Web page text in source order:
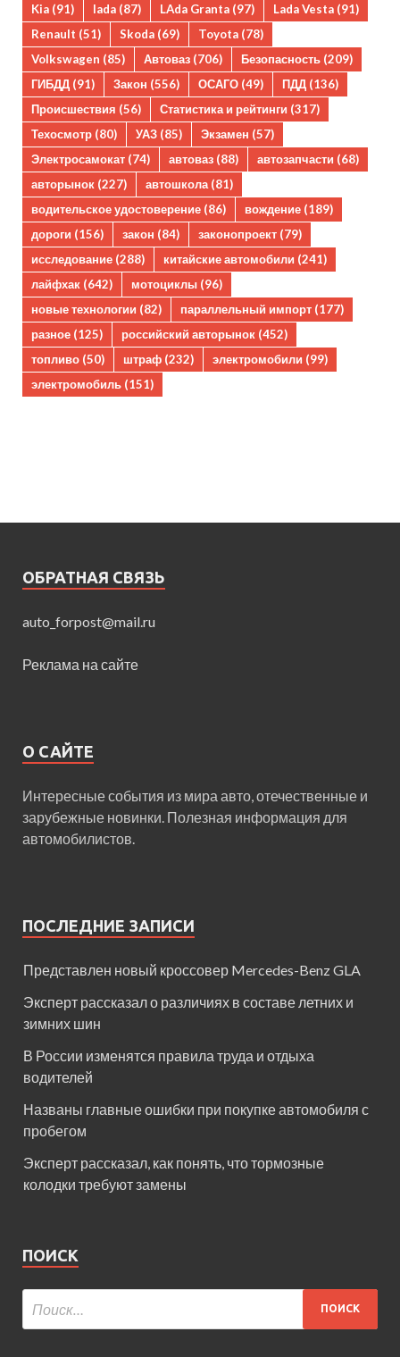
Kia (91) lada (87) LAda Granta (97) Lada Vesta (91)
Renault (51) Skoda (69) Toyota (78)
Volkswagen (85) Автоваз (706) Безопасность (209)
ГИБДД (91) Закон (556) ОСАГО (49) ПДД (136)
Происшествия (56) Статистика и рейтинги (317)
Техосмотр (80) УАЗ (85) Экзамен (57)
Электросамокат (74) автоваз (88) автозапчасти (68)
авторынок (227) автошкола (81)
водительское удостоверение (86) вождение (189)
дороги (156) закон (84) законопроект (79)
исследование (288) китайские автомобили (241)
лайфхак (642) мотоциклы (96)
новые технологии (82) параллельный импорт (177)
разное (125) российский авторынок (452)
топливо (50) штраф (232) электромобили (99)
электромобиль (151)
ОБРАТНАЯ СВЯЗЬ
auto_forpost@mail.ru
Реклама на сайте
О САЙТЕ
Интересные события из мира авто, отечественные и
зарубежные новинки. Полезная информация для
автомобилистов.
ПОСЛЕДНИЕ ЗАПИСИ
Представлен новый кроссовер Mercedes-Benz GLA
Эксперт рассказал о различиях в составе летних и
зимних шин
В России изменятся правила труда и отдыха
водителей
Названы главные ошибки при покупке автомобиля с
пробегом
Эксперт рассказал, как понять, что тормозные
колодки требуют замены
ПОИСК